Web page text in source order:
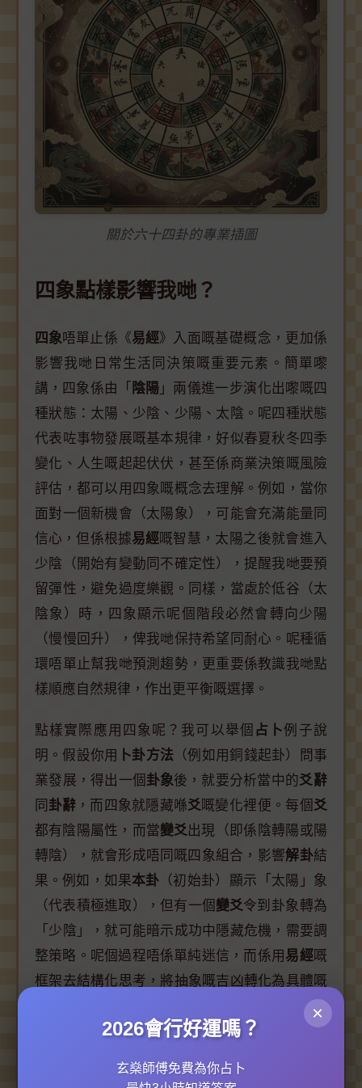
關於六十四卦的專業插圖
四象點樣影響我哋？
四象唔單止係《易經》入面嘅基礎概念，更加係
影響我哋日常生活同決策嘅重要元素。簡單嚟
講，四象係由「 陰陽 」兩儀進一步演化出嚟嘅四
種狀態：太陽、少陰、少陽、太陰。呢四種狀態
代表咗事物發展嘅基本規律，好似春夏秋冬四季
變化、人生嘅起起伏伏，甚至係商業決策嘅風險
評估，都可以用四象嘅概念去理解。例如，當你
面對一個新機會（太陽象），可能會充滿能量同
信心，但係根據易經嘅智慧，太陽之後就會進入
少陰（開始有變動同不確定性），提醒我哋要預
留彈性，避免過度樂觀。同樣，當處於低谷（太
陰象）時，四象顯示呢個階段必然會轉向少陽
（慢慢回升），俾我哋保持希望同耐心。呢種循
環唔單止幫我哋預測趨勢，更重要係教識我哋點
樣順應自然規律，作出更平衡嘅選擇。
點樣實際應用四象呢？我可以舉個 占卜例子說
明。假設你用 卜卦方法 （例如用銅錢起卦）問事
業發展，得出一個 卦象後，就要分析當中的爻辭
同 卦辭 ，而四象就隱藏喺爻嘅變化裡便。每個爻
都有陰陽屬性，而當變爻出現（即係陰轉陽或陽
轉陰），就會形成唔同嘅四象組合，影響解卦結
果。例如，如果本卦 （初始卦）顯示「太陽」象
（代表積極進取），但有一個 變爻令到卦象轉為
「少陰」，就可能暗示成功中隱藏危機，需要調
整策略。呢個過程唔係單純迷信，而係用 易經嘅
框架去結構化思考，將抽象嘅吉凶轉化為具體嘅
行動建議。事實上，好多企業家同領袖都會用類
似原則做風險管理，唔係求神問卦，而係借鑒周
×
2026會行好運嗎？
玄燊師傅免費為你占卜